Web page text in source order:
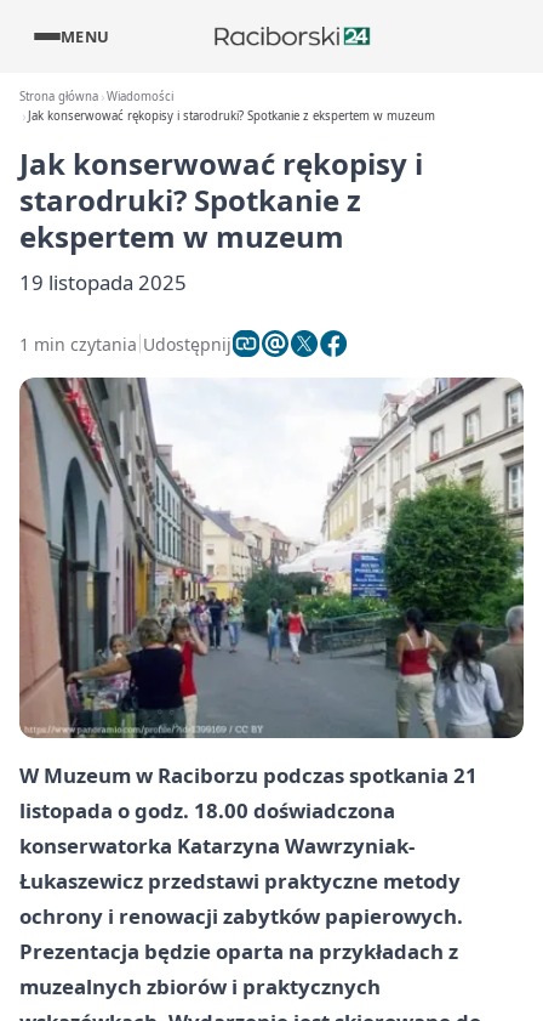
MENU
Strona główna Wiadomości
Jak konserwować rękopisy i starodruki? Spotkanie z ekspertem w muzeum
Jak konserwować rękopisy i
starodruki? Spotkanie z
ekspertem w muzeum
19 listopada 2025
1 min czytania Udostępnij
W Muzeum w Raciborzu podczas spotkania 21
listopada o godz. 18.00 doświadczona
konserwatorka Katarzyna Wawrzyniak-
Łukaszewicz przedstawi praktyczne metody
ochrony i renowacji zabytków papierowych.
Prezentacja będzie oparta na przykładach z
muzealnych zbiorów i praktycznych